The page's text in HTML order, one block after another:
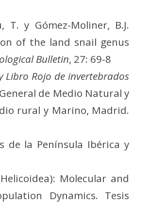
T. y Gómez-Moliner, B.J.
of the land snail genus
Bulletin, 27: 69-8
Libro Rojo de invertebrados
de Medio Natural y
rural y Marino, Madrid.
de la Península Ibérica y
Molecular and
Dynamics. Tesis